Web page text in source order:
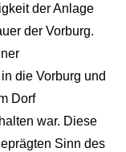
der Anlage
der Vorburg.
die Vorburg und
Dorf
war. Diese
Sinn des